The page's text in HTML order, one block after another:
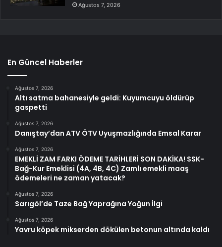
Ağustos 7, 2026
En Güncel Haberler
Ağustos 7, 2026
Altı satma bahanesiyle geldi: Kuyumcuyu öldürüp
gaspetti
Ağustos 7, 2026
Danıştay’dan ATV ÖTV Uyuşmazlığında Emsal Karar
Ağustos 7, 2026
EMEKLİ ZAM FARKI ÖDEME TARİHLERİ SON DAKİKA! SSK-
Bağ-Kur Emeklisi (4A, 4B, 4C) Zamlı emekli maaş
ödemeleri ne zaman yatacak?
Ağustos 7, 2026
Sarıgöl’de Taze Bağ Yaprağına Yoğun İlgi
Ağustos 7, 2026
Yavru köpek mikserden dökülen betonun altında kaldı